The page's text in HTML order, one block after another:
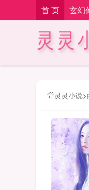
首 页 玄幻
灵灵
灵灵小说>